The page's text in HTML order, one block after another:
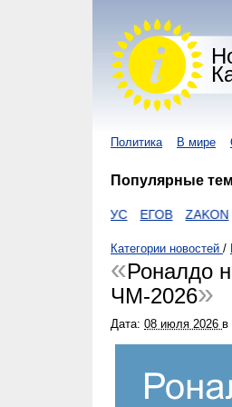
Политика В мире
Популярные
ЕГОВ ZAKON
Категории новостей /
Роналдо
ЧМ-2026
Дата: 08 июля 2026 в